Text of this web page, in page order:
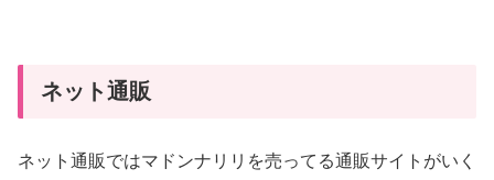
ネット通販
ネット通販ではマドンナリリを売ってる通販サイトがいく